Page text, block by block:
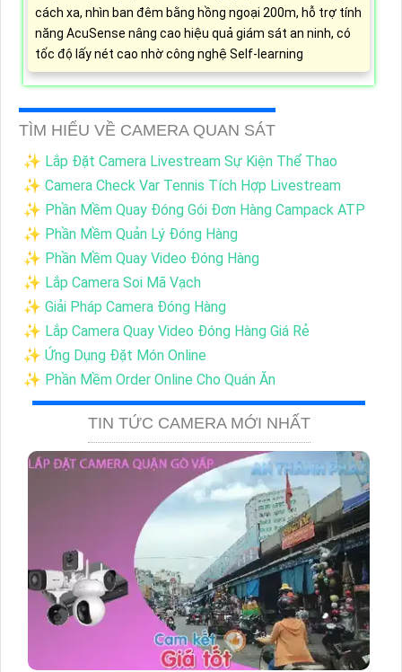
cách xa, nhìn ban đêm bằng hồng ngoại 200m, hỗ trợ tính
năng AcuSense nâng cao hiệu quả giám sát an ninh, có
tốc độ lấy nét cao nhờ công nghệ Self-learning
TÌM HIỂU VỀ CAMERA QUAN SÁT
✨ Lắp Đặt Camera Livestream Sự Kiện Thể Thao
✨ Camera Check Var Tennis Tích Hợp Livestream
✨ Phần Mềm Quay Đóng Gói Đơn Hàng Campack ATP
✨ Phần Mềm Quản Lý Đóng Hàng
✨ Phần Mềm Quay Video Đóng Hàng
✨ Lắp Camera Soi Mã Vạch
✨ Giải Pháp Camera Đóng Hàng
✨ Lắp Camera Quay Video Đóng Hàng Giá Rẻ
✨ Ứng Dụng Đặt Món Online
✨ Phần Mềm Order Online Cho Quán Ăn
TIN TỨC CAMERA MỚI NHẤT